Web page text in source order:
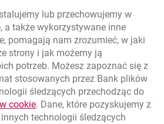
karciekarcie
Migam
lub przechowujemy w
a także wykorzystywane inne
pomagają nam zrozumieć, w jaki
strony i jak możemy ją
potrzeb. Możesz zapoznać się z
stosowanych przez Bank plików
śledzących przechodząc do
cookielink otwiera się w nowym oknie
. Dane, które pozyskujemy z
technologii śledzących